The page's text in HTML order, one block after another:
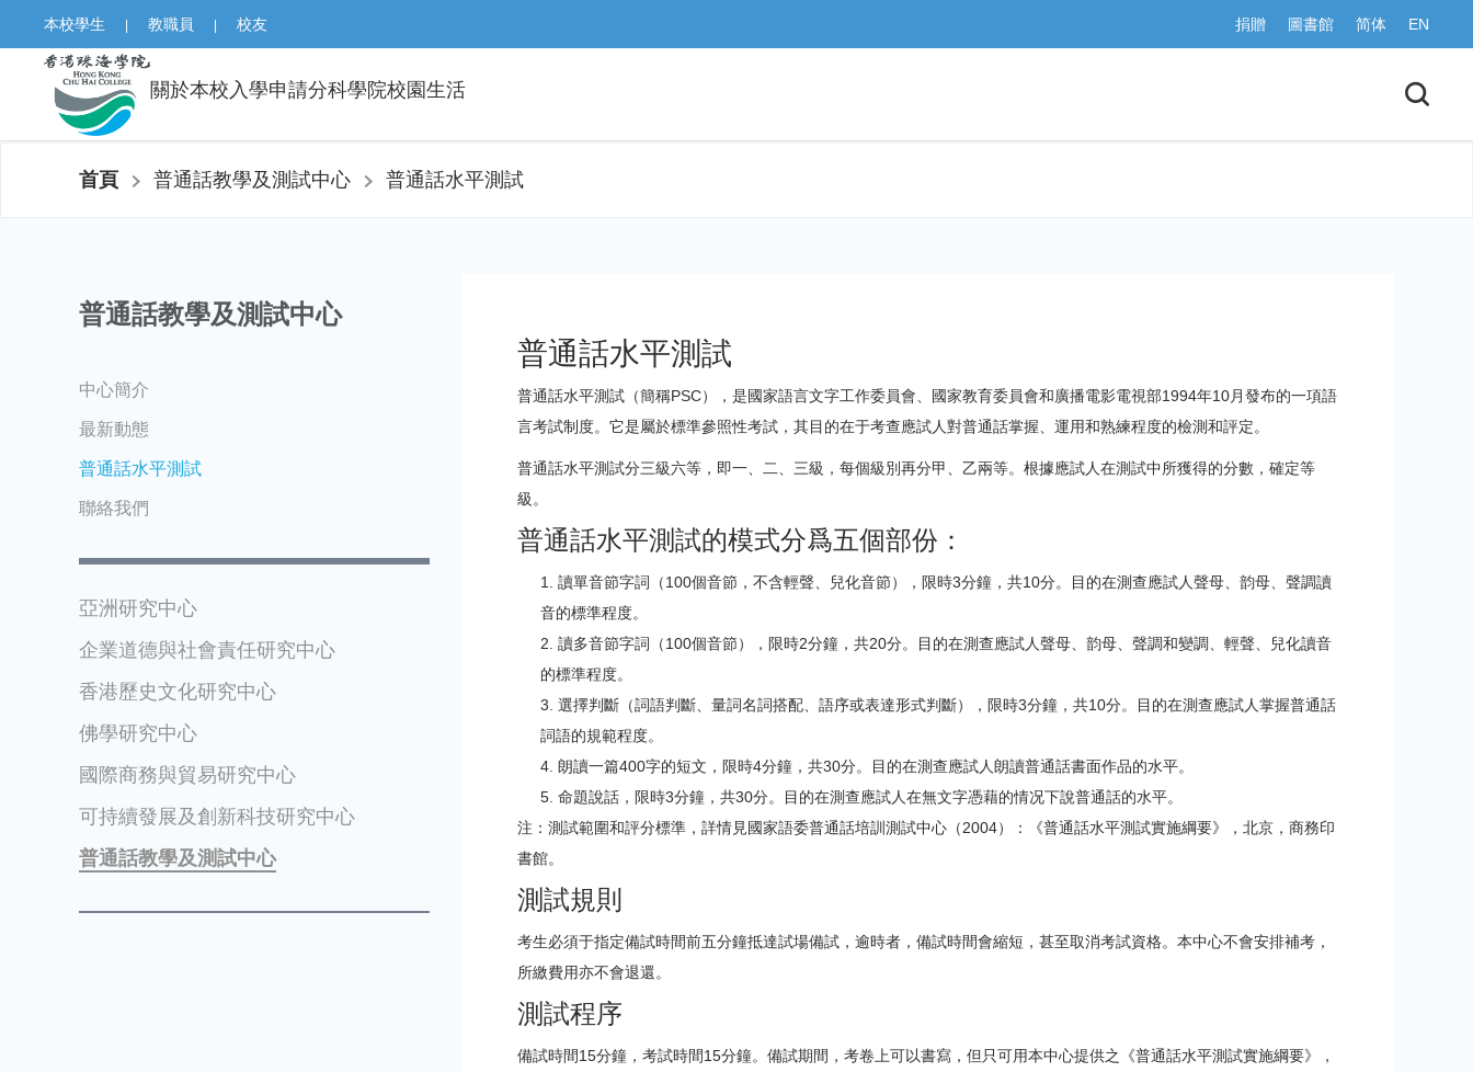
本校學生 | 教職員 | 校友 捐贈 圖書館 简体 EN
關於本校入學申請分科學院校園生活
首頁 普通話教學及測試中心 普通話水平測試
普通話教學及測試中心
中心簡介
最新動態
普通話水平測試
聯絡我們
亞洲研究中心
企業道德與社會責任研究中心
香港歷史文化研究中心
佛學研究中心
國際商務與貿易研究中心
可持續發展及創新科技研究中心
普通話教學及測試中心
普通話水平測試
普通話水平測試（簡稱PSC），是國家語言文字工作委員會、國家教育委員會和廣播電影電視部1994年10月發布的一項語
言考試制度。它是屬於標準參照性考試，其目的在于考查應試人對普通話掌握、運用和熟練程度的檢測和評定。
普通話水平測試分三級六等，即一、二、三級，每個級別再分甲、乙兩等。根據應試人在測試中所獲得的分數，確定等
級。
普通話水平測試的模式分爲五個部份：
讀單音節字詞（100個音節，不含輕聲、兒化音節），限時3分鐘，共10分。目的在測查應試人聲母、韵母、聲調讀
音的標準程度。
讀多音節字詞（100個音節），限時2分鐘，共20分。目的在測查應試人聲母、韵母、聲調和變調、輕聲、兒化讀音
的標準程度。
選擇判斷（詞語判斷、量詞名詞搭配、語序或表達形式判斷），限時3分鐘，共10分。目的在測查應試人掌握普通話
詞語的規範程度。
朗讀一篇400字的短文，限時4分鐘，共30分。目的在測查應試人朗讀普通話書面作品的水平。
命題說話，限時3分鐘，共30分。目的在測查應試人在無文字憑藉的情况下說普通話的水平。
注：測試範圍和評分標準，詳情見國家語委普通話培訓測試中心（2004）：《普通話水平測試實施綱要》，北京，商務印
書館。
測試規則
考生必須于指定備試時間前五分鐘抵達試場備試，逾時者，備試時間會縮短，甚至取消考試資格。本中心不會安排補考，
所繳費用亦不會退還。
測試程序
備試時間15分鐘，考試時間15分鐘。備試期間，考卷上可以書寫，但只可用本中心提供之《普通話水平測試實施綱要》，